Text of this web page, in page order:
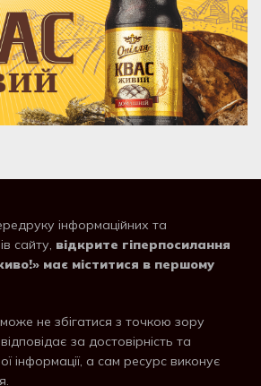
інформаційних та
сайту, відкрите гіперпосилання
має міститися в першому
не збігатися з точкою зору
за достовірність та
інформації, а сам ресурс виконує